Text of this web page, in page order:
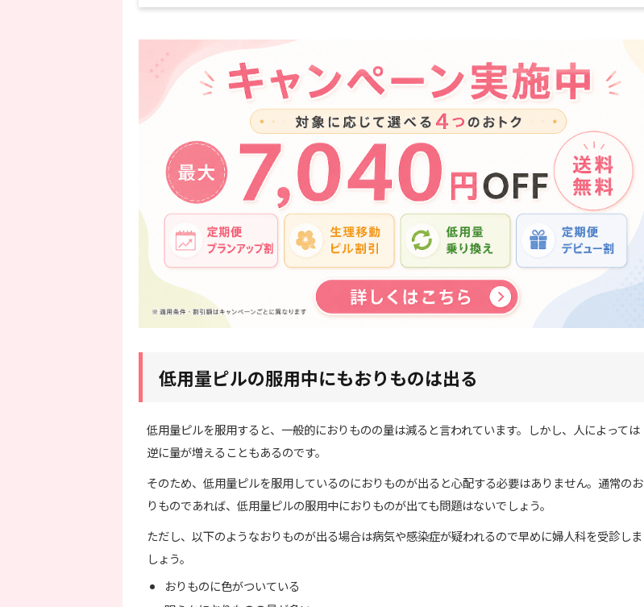
低用量ピルの服用中にもおりものは出る
低用量ピルを服用すると、一般的におりものの量は減ると言われています。しかし、人によっては
逆に量が増えることもあるのです。
そのため、低用量ピルを服用しているのにおりものが出ると心配する必要はありません。通常のお
りものであれば、低用量ピルの服用中におりものが出ても問題はないでしょう。
ただし、以下のようなおりものが出る場合は病気や感染症が疑われるので早めに婦人科を受診しま
しょう。
おりものに色がついている